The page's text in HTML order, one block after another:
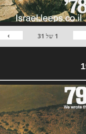
1 של 31
›